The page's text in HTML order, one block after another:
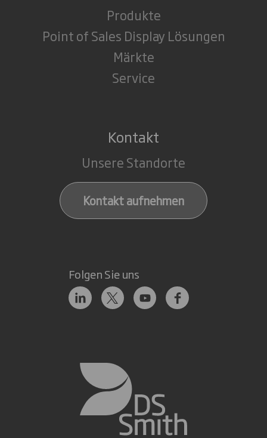
Produkte
Point of Sales Display Lösungen
Märkte
Service
Kontakt
Unsere Standorte
Kontakt aufnehmen
Folgen Sie uns